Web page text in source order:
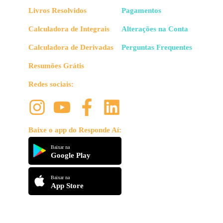
Livros Resolvidos
Calculadora de Integrais
Calculadora de Derivadas
Resumões Grátis
Redes sociais:
Baixe o app do Responde Aí:
Baixar na
Google Play
Baixar na
App Store
Pagamentos
Alterações na Conta
Perguntas Frequentes